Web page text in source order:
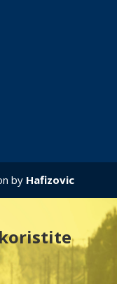
by Hafizovic